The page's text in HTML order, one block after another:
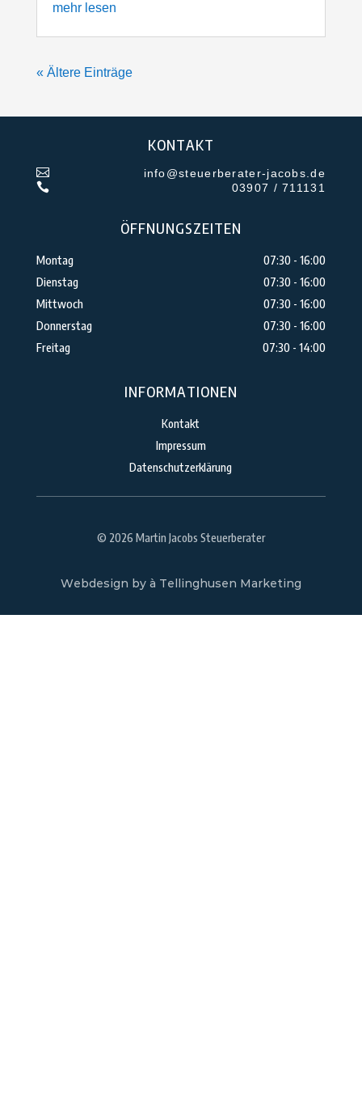
mehr lesen
« Ältere Einträge
KONTAKT

info@steuerberater-jacobs.de

03907 / 711131
ÖFFNUNGSZEITEN
Montag
07:30 - 16:00
Dienstag
07:30 - 16:00
Mittwoch
07:30 - 16:00
Donnerstag
07:30 - 16:00
Freitag
07:30 - 14:00
INFORMATIONEN
Kontakt
Impressum
Datenschutzerklärung
© 2026 Martin Jacobs Steuerberater
Webdesign by à Tellinghusen Marketing